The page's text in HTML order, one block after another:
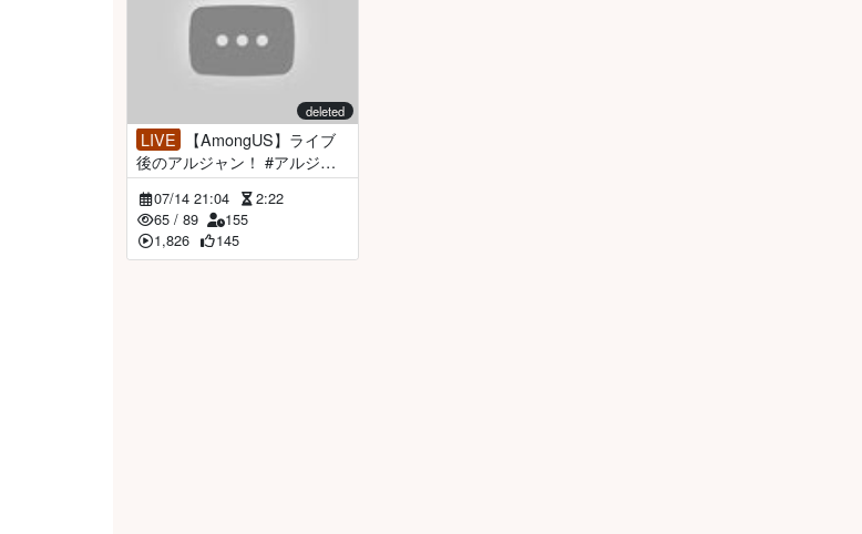
deleted
LIVE
後のアルジャン！ #アルジャ
ン【倉持京子】
07/14 21:04
2:22
65 / 89
155
1,826
145